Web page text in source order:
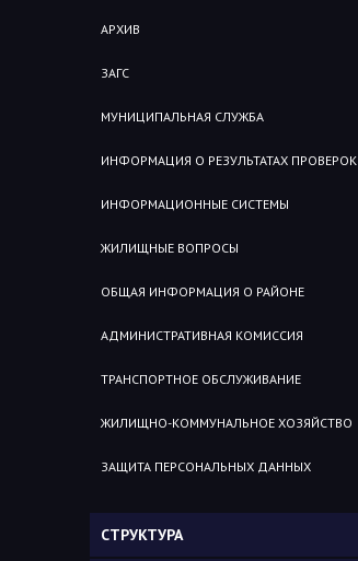
АРХИВ
ЗАГС
МУНИЦИПАЛЬНАЯ СЛУЖБА
ИНФОРМАЦИЯ О РЕЗУЛЬТАТАХ ПРОВЕРОК
ИНФОРМАЦИОННЫЕ СИСТЕМЫ
ЖИЛИЩНЫЕ ВОПРОСЫ
ОБЩАЯ ИНФОРМАЦИЯ О РАЙОНЕ
АДМИНИСТРАТИВНАЯ КОМИССИЯ
ТРАНСПОРТНОЕ ОБСЛУЖИВАНИЕ
ЖИЛИЩНО-КОММУНАЛЬНОЕ ХОЗЯЙСТВО
ЗАЩИТА ПЕРСОНАЛЬНЫХ ДАННЫХ
СТРУКТУРА